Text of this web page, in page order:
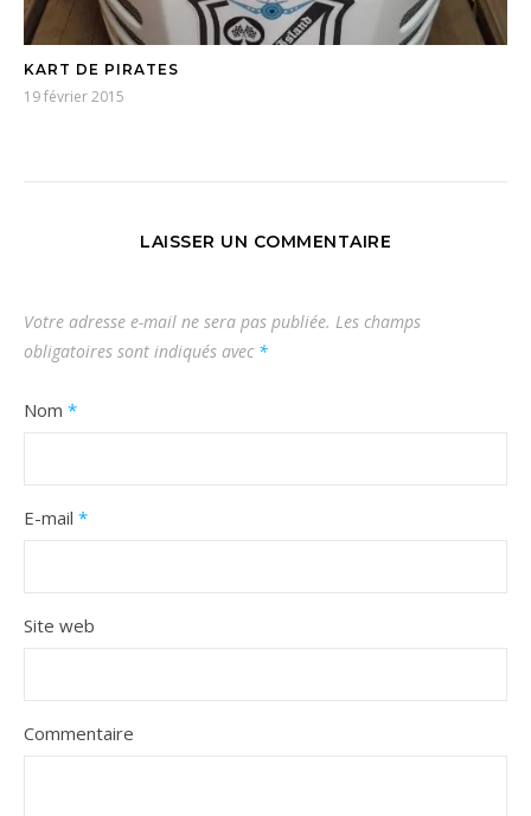
KART DE PIRATES
19 février 2015
LAISSER UN COMMENTAIRE
Votre adresse e-mail ne sera pas publiée. Les champs
obligatoires sont indiqués avec *
Nom *
E-mail *
Site web
Commentaire